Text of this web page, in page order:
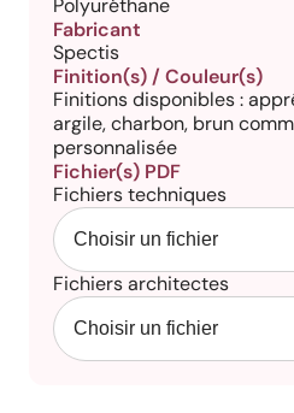
Polyuréthane
Fabricant
Spectis
Finition(s) / Couleur(s)
Finitions disponibles :
argile, charbon, brun
personnalisée
Fichier(s) PDF
Fichiers techniques
Fichiers architectes